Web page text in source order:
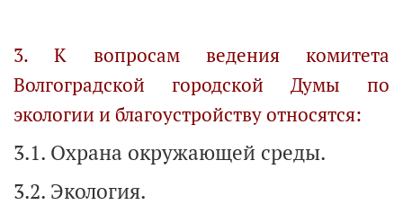
3. К вопросам ведения комитета
Волгоградской городской Думы по
экологии и благоустройству относятся:
3.1. Охрана окружающей среды.
3.2. Экология.